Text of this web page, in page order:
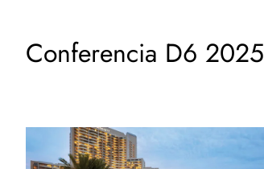
Conferencia D6 2025